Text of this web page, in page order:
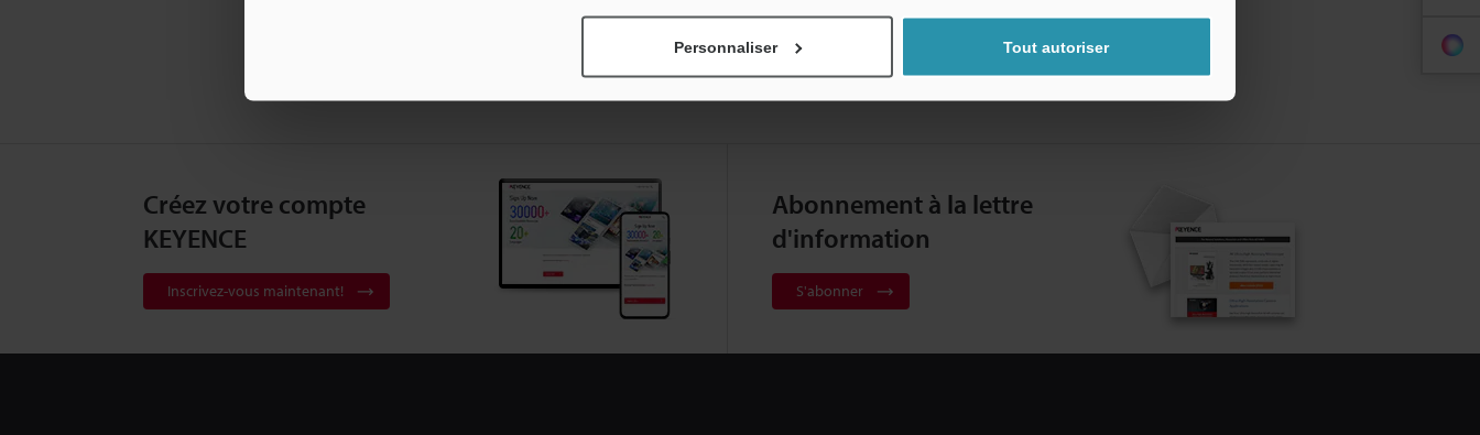
Personnaliser Tout autoriser
Créez votre compte
KEYENCE
Inscrivez-vous maintenant!
Abonnement à la lettre
d'information
S'abonner